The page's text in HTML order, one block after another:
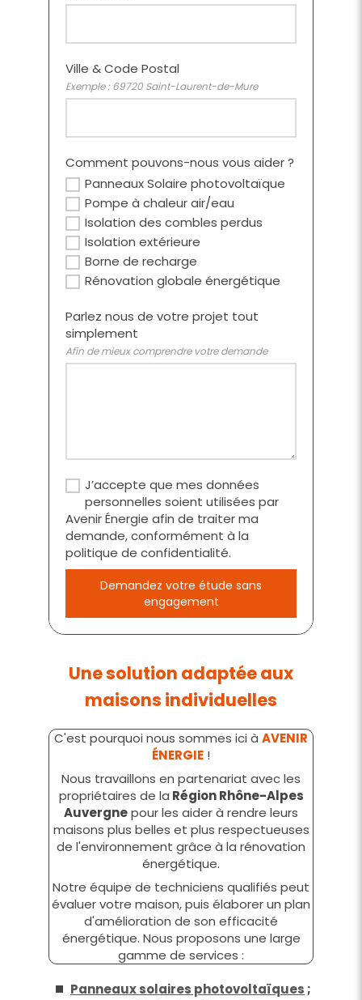
Ville & Code Postal
Exemple : 69720 Saint-Laurent-de-Mure
Comment pouvons-nous vous aider ?
Panneaux Solaire photovoltaïque
Pompe à chaleur air/eau
Isolation des combles perdus
Isolation extérieure
Borne de recharge
Rénovation globale énergétique
Parlez nous de votre projet tout
simplement
Afin de mieux comprendre votre demande
J’accepte que mes données
personnelles soient utilisées par
Avenir Énergie afin de traiter ma
demande, conformément à la
politique de confidentialité.
Demandez votre étude sans
engagement
Une solution adaptée aux
maisons individuelles
C'est pourquoi nous sommes ici à AVENIR
ÉNERGIE !
Nous travaillons en partenariat avec les
propriétaires de la Région Rhône-Alpes
Auvergnepour les aider à rendre leurs
maisons plus belles et plus respectueuses
de l'environnement grâce à la rénovation
énergétique.
Notre équipe de techniciens qualifiés peut
évaluer votre maison, puis élaborer un plan
d'amélioration de son efficacité
énergétique. Nous proposons une large
gamme de services :
Panneaux solaires photovoltaïques ;